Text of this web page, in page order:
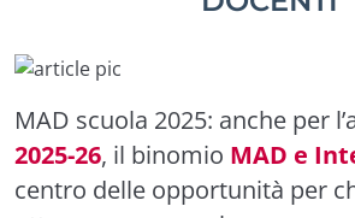
MAD scuola 2025: anche per
2025-26, il binomio MAD e
centro delle opportunità per